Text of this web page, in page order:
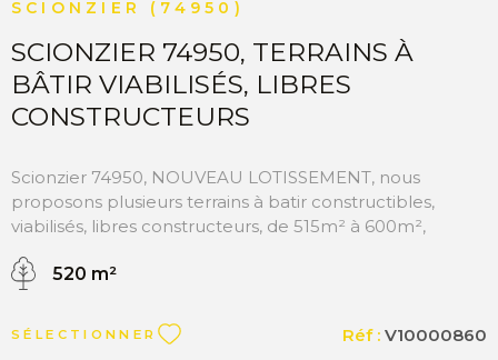
SCIONZIER (74950)
SCIONZIER 74950, TERRAINS À
BÂTIR VIABILISÉS, LIBRES
CONSTRUCTEURS
Scionzier 74950, NOUVEAU LOTISSEMENT, nous
proposons plusieurs terrains à batir constructibles,
viabilisés, libres constructeurs, de 515m² à 600m²,
maximum 209 m², prix à partir de 165 000 €. N'hésitez
d'information. MATESA IMMOBILIER, agence
immobilière, Vente terrains Scionzier 74950 “Les
520 m²
SÉLECTIONNER Réf : V10000860